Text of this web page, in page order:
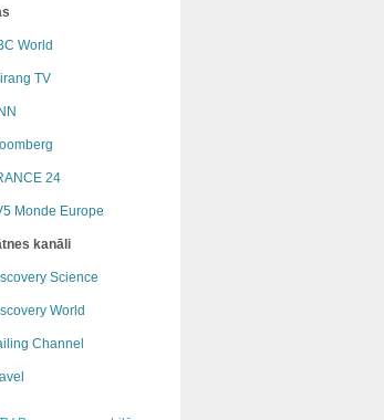
World
TV
24
Monde Europe
kanāli
Science
World
Channel